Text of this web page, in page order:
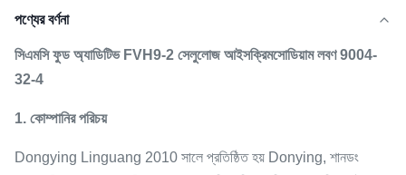
পণ্যের বর্ণনা
সিএমসি ফুড অ্যাডিটিভ FVH9-2 সেলুলোজ আইসক্রিমসোডিয়াম লবণ 9004-
32-4
1. কোম্পানির পরিচয়
Dongying Linguang 2010 সালে প্রতিষ্ঠিত হয় Donying, শানডং